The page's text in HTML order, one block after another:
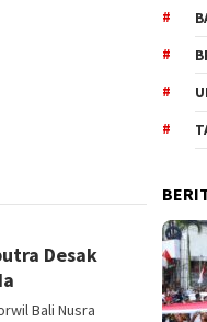
Desak
Bali Nusra